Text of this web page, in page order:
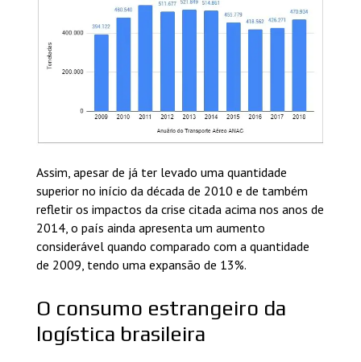
Assim, apesar de já ter levado uma quantidade
superior no início da década de 2010 e de também
refletir os impactos da crise citada acima nos anos de
2014, o país ainda apresenta um aumento
considerável quando comparado com a quantidade
de 2009, tendo uma expansão de 13%.
O consumo estrangeiro da
logística brasileira